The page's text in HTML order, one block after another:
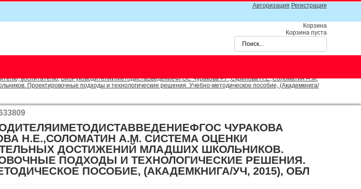
Авторизация Регистрация
Корзина
Корзина пуста
воспитателю. БибРуководителяИМетодистаВведениеФГОС Чуракова Р.Г.,Скрипова Н.Е.,Соломатин А.М.
Проектировочные подходы и технологические решения. Учебно-методическое пособие, (Академкнига/
ЧУРАКОВА
Н.Е.,СОЛОМАТИН А.М. СИСТЕМА ОЦЕНКИ
ДОСТИЖЕНИЙ МЛАДШИХ ШКОЛЬНИКОВ.
ПОДХОДЫ И ТЕХНОЛОГИЧЕСКИЕ РЕШЕНИЯ.
ПОСОБИЕ, (АКАДЕМКНИГА/УЧ, 2015), ОБЛ